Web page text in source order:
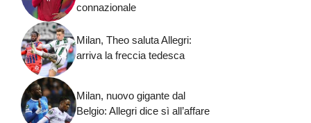
connazionale
Milan, Theo saluta Allegri:
arriva la freccia tedesca
Milan, nuovo gigante dal
Belgio: Allegri dice sì all’affare